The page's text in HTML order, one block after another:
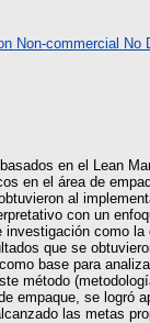
Non-commercial No
en el Lean
en el área de
al
con un
como
que se
base para
método
empaque, se logró
las metas